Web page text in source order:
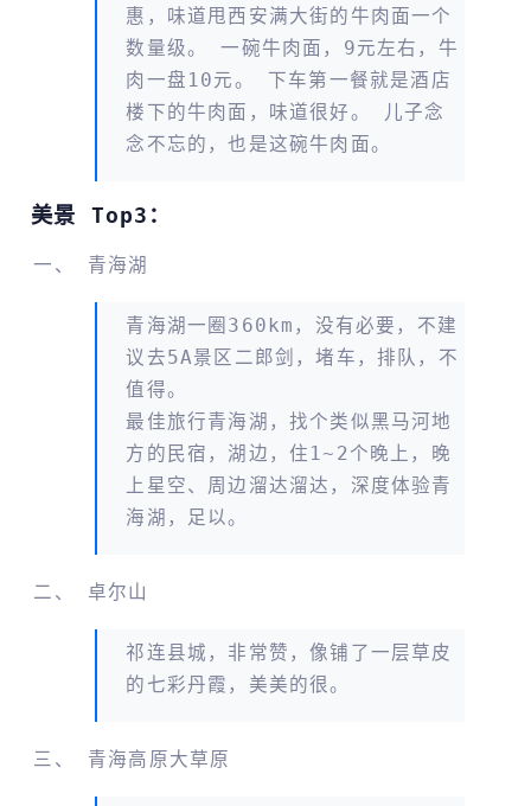
惠，味道甩西安满大街的牛肉面一个
数量级。 一碗牛肉面，9元左右，牛
肉一盘10元。 下车第一餐就是酒店
楼下的牛肉面，味道很好。 儿子念
念不忘的，也是这碗牛肉面。
美景 Top3：
青海湖
青海湖一圈360km，没有必要，不建
议去5A景区二郎剑，堵车，排队，不
值得。
最佳旅行青海湖，找个类似黑马河地
方的民宿，湖边，住1~2个晚上，晚
上星空、周边溜达溜达，深度体验青
海湖，足以。
卓尔山
祁连县城，非常赞，像铺了一层草皮
的七彩丹霞，美美的很。
青海高原大草原